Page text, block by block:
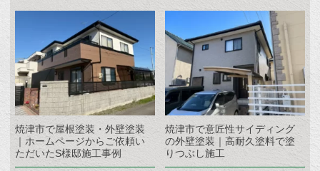
焼津市で屋根塗装・外壁塗装
｜ホームページからご依頼い
ただいたS様邸施工事例
焼津市で意匠性サイディング
の外壁塗装｜高耐久塗料で塗
りつぶし施工